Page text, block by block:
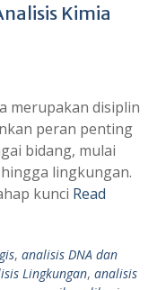
Kimia
merupakan disiplin
peran penting
bidang, mulai
lingkungan.
kunci Read
, analisis DNA dan
Lingkungan, analisis